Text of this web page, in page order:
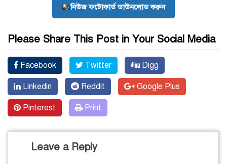
নিউজ ফটোকার্ড ডাউনলোড করুন
Please Share This Post in Your Social Media
Facebook Twitter Digg
Linkedin Reddit Google Plus
Pinterest Print
Leave a Reply